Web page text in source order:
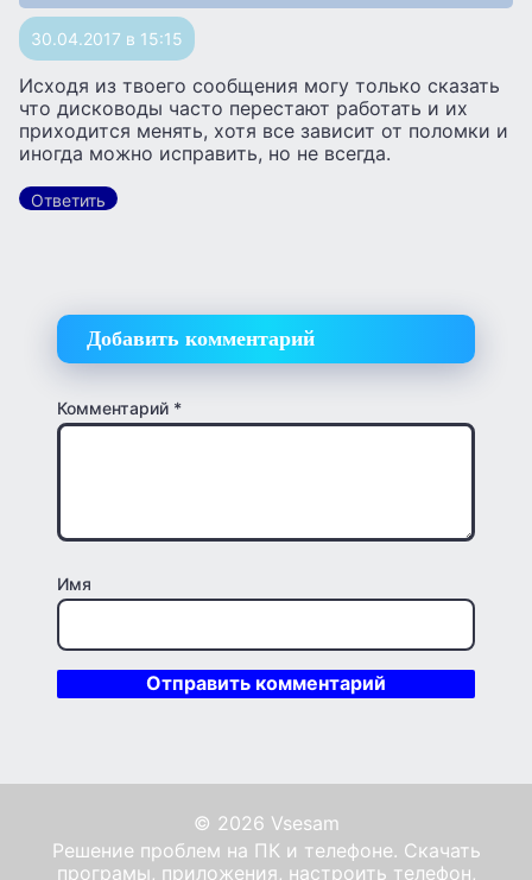
30.04.2017 в 15:15
Исходя из твоего сообщения могу только сказать
что дисководы часто перестают работать и их
приходится менять, хотя все зависит от поломки и
иногда можно исправить, но не всегда.
Ответить
Добавить комментарий
Комментарий *
Имя
© 2026 Vsesam
Решение проблем на ПК и телефоне. Скачать
програмы, приложения, настроить телефон,